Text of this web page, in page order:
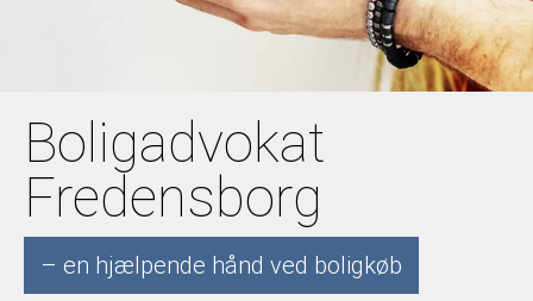
Boligadvokat
Fredensborg
– en hjælpende hånd ved boligkøb